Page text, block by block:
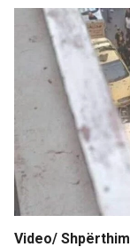
Video/